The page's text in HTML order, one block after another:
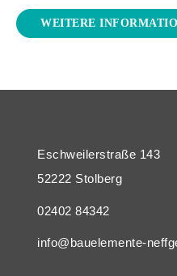
WEITERE
Eschweilerstraße 143
52222 Stolberg
02402 84342
info@bauelemente-